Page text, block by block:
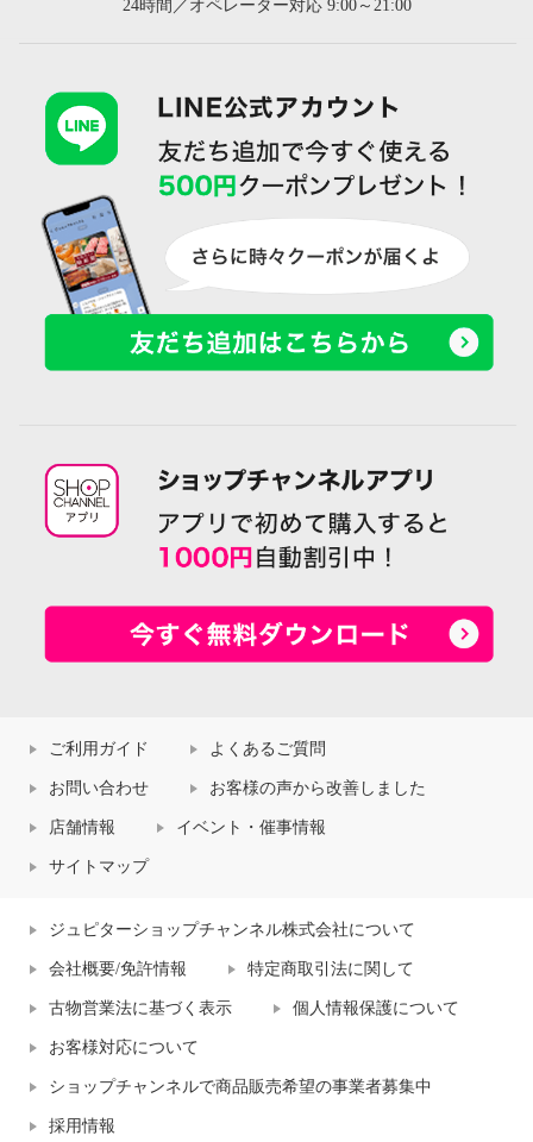
24時間／オペレーター対応 9:00～21:00
ご利用ガイド よくあるご質問
お問い合わせ お客様の声から改善しました
店舗情報 イベント・催事情報
サイトマップ
ジュピターショップチャンネル株式会社について
会社概要/免許情報 特定商取引法に関して
古物営業法に基づく表示 個人情報保護について
お客様対応について
ショップチャンネルで商品販売希望の事業者募集中
採用情報